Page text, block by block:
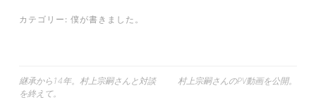
カテゴリー: 僕が書きました。
投
継承から14年。村上宗嗣さんと対談
を終えて。
村上宗嗣さんのPV動画を公開。